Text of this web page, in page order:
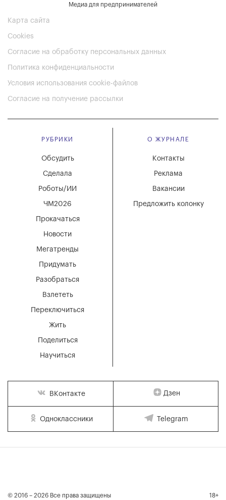
Медиа для предпринимателей
Карта сайта
Cookies
Согласие на обработку персональных данных
Политика конфиденциальности
Условия использования cookie-файлов
Согласие на получение рассылки
РУБРИКИ
Мегатренды
Придумать
Разобраться
Взлететь
Новости
Переключиться
Жить
Поделиться
Научиться
Обсудить
Сделала
Роботы/ИИ
ЧМ2026
Прокачаться
О ЖУРНАЛЕ
Вакансии
Реклама
Контакты
Предложить колонку
ВКонтакте Дзен
Одноклассники Telegram
© 2016 – 2026 Все права защищены 18+